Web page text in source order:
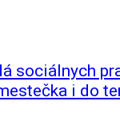
sociálnych
i do